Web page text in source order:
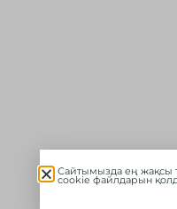
Сайтымызда ең жақсы
cookie файлдарын